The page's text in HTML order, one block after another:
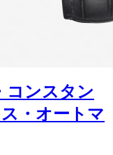
コンスタン
・オートマ